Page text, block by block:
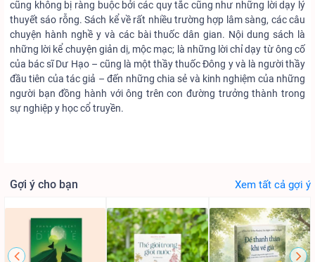
cũng không bị ràng buộc bởi các quy tắc cũng như những lời dạy lý
thuyết sáo rỗng. Sách kể về rất nhiều trường hợp lâm sàng, các câu
chuyện hành nghề y và các bài thuốc dân gian. Nội dung sách là
những lời kể chuyện giản dị, mộc mạc; là những lời chỉ dạy từ ông cố
của bác sĩ Dư Hạo – cũng là một thầy thuốc Đông y và là người thầy
đầu tiên của tác giả – đến những chia sẻ và kinh nghiệm của những
người bạn đồng hành với ông trên con đường trưởng thành trong
sự nghiệp y học cổ truyền.
Gợi ý cho bạn Xem tất cả gợi ý